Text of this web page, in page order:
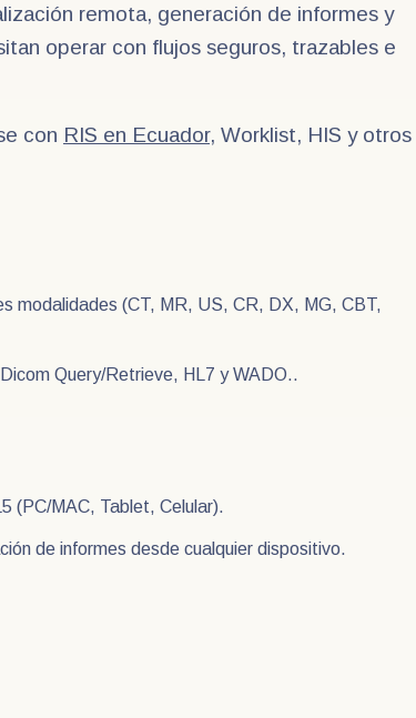
remota, generación de informes y
operar con flujos seguros, trazables e
con RIS en Ecuador, Worklist, HIS y otros
modalidades (CT, MR, US, CR, DX, MG, CBT,
Query/Retrieve, HL7 y WADO..
(PC/MAC, Tablet, Celular).
de informes desde cualquier dispositivo.